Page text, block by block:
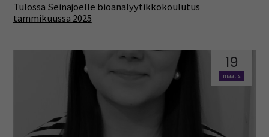
Tulossa Seinäjoelle bioanalyytikkokoulutus
tammikuussa 2025
19
maalis